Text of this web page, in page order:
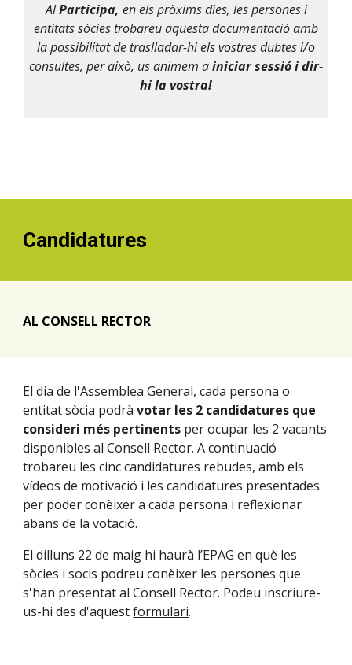
AlParticipa, en els pròxims dies, les persones i
entitats sòcies trobareu aquesta documentació amb
la possibilitat de traslladar-hi els vostres dubtes i/o
consultes, per això, us animem ainiciar sessió i dir-
hi la vostra!
Candidatures
AL CONSELL RECTOR
El dia de l'Assemblea General, cada persona o
entitat sòcia podràvotar les 2 candidatures que
consideri més pertinents per ocupar les 2 vacants
disponibles al Consell Rector. A continuació
trobareu lescinccandidatures rebudes, amb els
vídeos de motivació i les candidatures presentades
per poder conèixer a cada persona i reflexionar
abans de la votació.
El dilluns 22 de maig hi haurà l’EPAG en què les
sòcies i socis podreu conèixer les persones que
s'han presentat al Consell Rector. Podeu inscriure-
us-hi des d'aquestformulari.